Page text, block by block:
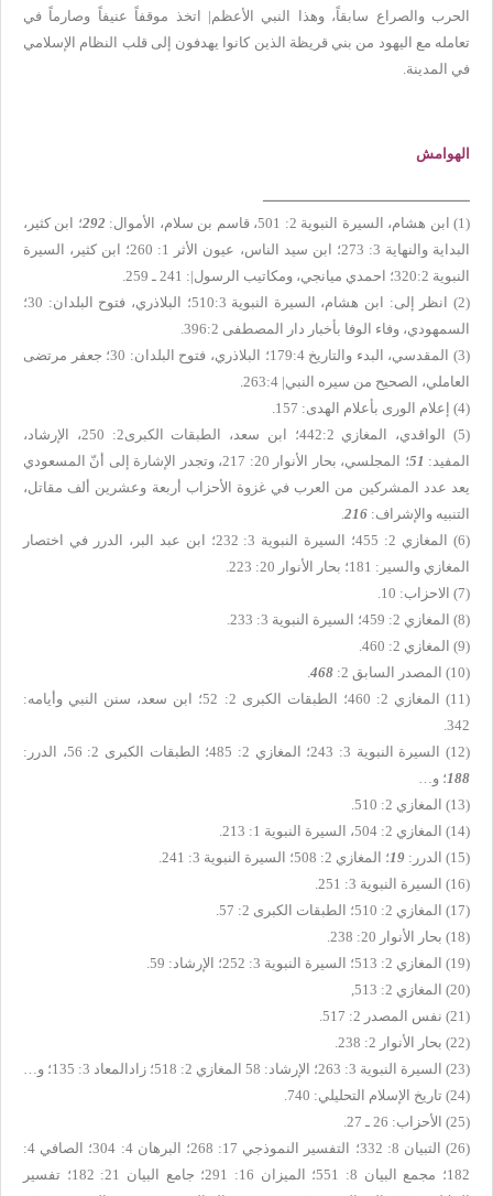
الحرب والصراع سابقاً، وهذا النبي الأعظم| اتخذ موقفاً عنيفاً وصارماً في
تعامله مع اليهود من بني قريظة الذين كانوا يهدفون إلى قلب النظام الإسلامي
في المدينة.
الهوامش
ـــــــــــــــــــــــــــــــــــــــــــــــ
(1) ابن هشام، السيرة النبوية 2: 501، قاسم بن سلام، الأموال:
292؛ ابن كثير،
البداية والنهاية 3: 273؛ ابن سيد الناس، عيون الأثر 1: 260؛ ابن كثير، السيرة
النبوية 320:2؛ احمدي ميانجي، ومكاتيب الرسول|: 241 ـ 259.
(2) انظر إلى: ابن هشام، السيرة النبوية 510:3؛ البلاذري، فتوح البلدان: 30؛
السمهودي، وفاء الوفا بأخبار دار المصطفى 396:2.
(3) المقدسي، البدء والتاريخ 179:4؛ البلاذري، فتوح البلدان: 30؛ جعفر مرتضى
العاملي، الصحيح من سيره النبي| 263:4.
(4) إعلام الورى بأعلام الهدى: 157.
(5) الواقدي، المغازي 442:2؛ ابن سعد، الطبقات الكبرى2: 250، الإرشاد،
المفيد: 51
؛ المجلسي، بحار الأنوار 20: 217، وتجدر الإشارة إلى أنّ المسعودي
يعد عدد المشركين من العرب في غزوة الأحزاب أربعة وعشرين ألف مقاتل،
التنبيه والإشراف: 216
(6) المغازي 2: 455؛ السيرة النبوية 3: 232؛ ابن عبد البر، الدرر في اختصار
المغازي والسير: 181؛ بحار الأنوار 20: 223.
(7) الاحزاب: 10.
(8) المغازي 2: 459؛ السيرة النبوية 3: 233.
(9) المغازي 2: 460.
(10)
المصدر السابق 2: 468
(11)
المغازي 2: 460؛ الطبقات الكبرى 2: 52؛ ابن سعد، سنن النبي وأيامه:
342.
(12)
السيرة النبوية 3: 243؛ المغازي 2: 485؛ الطبقات الكبرى 2: 56، الدرر:
188؛ و…
(13)
المغازي 2: 510.
(14)
المغازي 2: 504، السيرة النبوية 1: 213.
(15)
الدرر: 19؛ المغازي 2: 508؛ السيرة النبوية 3: 241.
(16)
السيرة النبوية 3: 251.
(17)
المغازي 2: 510؛ الطبقات الكبرى 2: 57.
(18)
بحار الأنوار 20: 238.
(19)
المغازي 2: 513؛ السيرة النبوية 3: 252؛ الإرشاد: 59.
(20)
المغازي 2: 513,
(21)
نفس المصدر 2: 517.
(22)
بحار الأنوار 2: 238.
(23)
السيرة النبوية 3: 263؛ الإرشاد: 58 المغازي 2: 518؛ زادالمعاد 3: 135؛ و…
(24)
تاريخ الإسلام التحليلي: 740.
(25)
الأحزاب: 26 ـ 27.
(26)
التبيان 8: 332؛ التفسير النموذجي 17: 268؛ البرهان 4: 304؛ الصافي 4:
182؛ مجمع البيان 8: 551؛ الميزان 16: 291؛ جامع البيان 21: 182؛ تفسير